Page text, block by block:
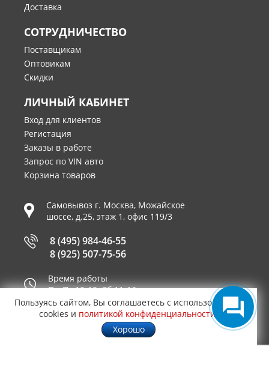
Доставка
СОТРУДНИЧЕСТВО
Поставщикам
Оптовикам
Скидки
ЛИЧНЫЙ КАБИНЕТ
Вход для клиентов
Регистация
Заказы в работе
Запрос по VIN авто
Корзина товаров
Самовывоз г. Москва, Можайское
шоссе, д.25, этаж 1, офис 119/3
8 (495) 984-46-55
8 (925) 507-75-56
Время работы
Пн-Пт 10-19, Сб 11-16
Принимаем к оплате
Пользуясь сайтом, Вы соглашаетесь с использованием
cookies и политикой конфиденциальности
Хорошо